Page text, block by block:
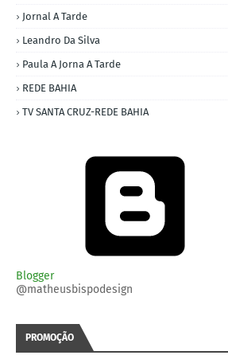
Jornal A Tarde
Leandro Da Silva
Paula A Jorna A Tarde
REDE BAHIA
TV SANTA CRUZ-REDE BAHIA
Blogger
@matheusbispodesign
PROMOÇÃO